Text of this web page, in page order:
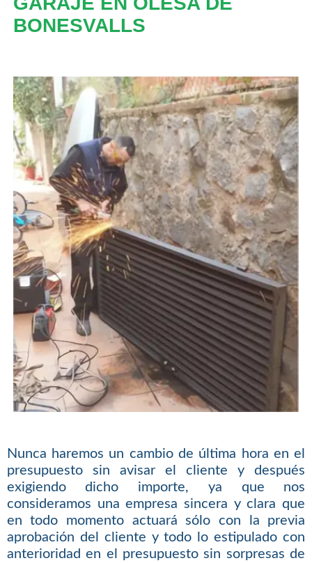
BONESVALLS
Nunca haremos un cambio de última hora en el
presupuesto sin avisar el cliente y después
exigiendo dicho importe, ya que nos
consideramos una empresa sincera y clara que
en todo momento actuará sólo con la previa
aprobación del cliente y todo lo estipulado con
anterioridad en el presupuesto sin sorpresas de